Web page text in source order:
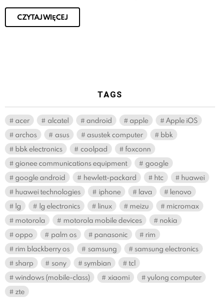
CZYTAJ WIĘCEJ
TAGS
acer alcatel android apple
Apple iOS
archos
asus asustek computer
bbk
bbk electronics
coolpad
foxconn
gionee communications equipment
google
google android
hewlett-packard htc
huawei
huawei technologies
iphone lava
lenovo
lg
lg electronics linux meizu
micromax
motorola
motorola mobile devices
nokia
oppo
palm os panasonic
rim
rim blackberry os
samsung
samsung electronics
sharp
sony symbian
tcl
windows (mobile-class)
xiaomi
yulong computer
zte